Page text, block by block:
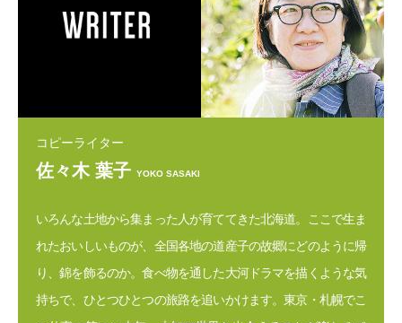
コピーライター
佐々木 葉子 YOKO SASAKI
いろんな土地から集まった人が育ててきた北海道。ここで生ま
れたおいしいものが、全国各地の道産子の故郷にどのように帰
り、錦を飾るのか。食べ物を通した大河ドラマを描くような気
持ちで、ひとつひとつの旅路を追いかけます。東京・札幌でこ